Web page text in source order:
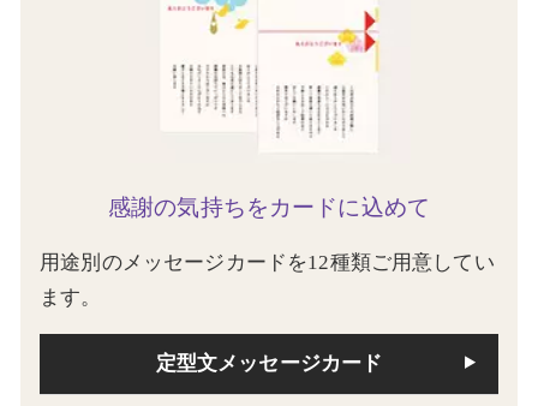
感謝の気持ちをカードに込めて
用途別のメッセージカードを12種類ご用意してい
ます。
定型文メッセージカード